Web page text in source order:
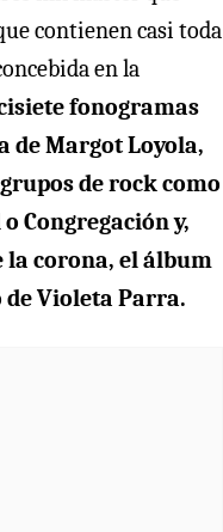
contienen casi toda
en la
fonogramas
de Margot Loyola,
de rock como
Congregación y,
corona, el álbum
Violeta Parra.